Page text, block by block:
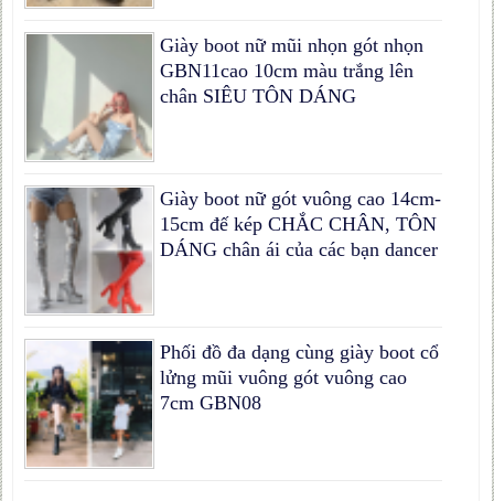
Giày boot nữ mũi nhọn gót nhọn
GBN11cao 10cm màu trắng lên
chân SIÊU TÔN DÁNG
Giày boot nữ gót vuông cao 14cm-
15cm đế kép CHẮC CHÂN, TÔN
DÁNG chân ái của các bạn dancer
Phối đồ đa dạng cùng giày boot cổ
lửng mũi vuông gót vuông cao
7cm GBN08